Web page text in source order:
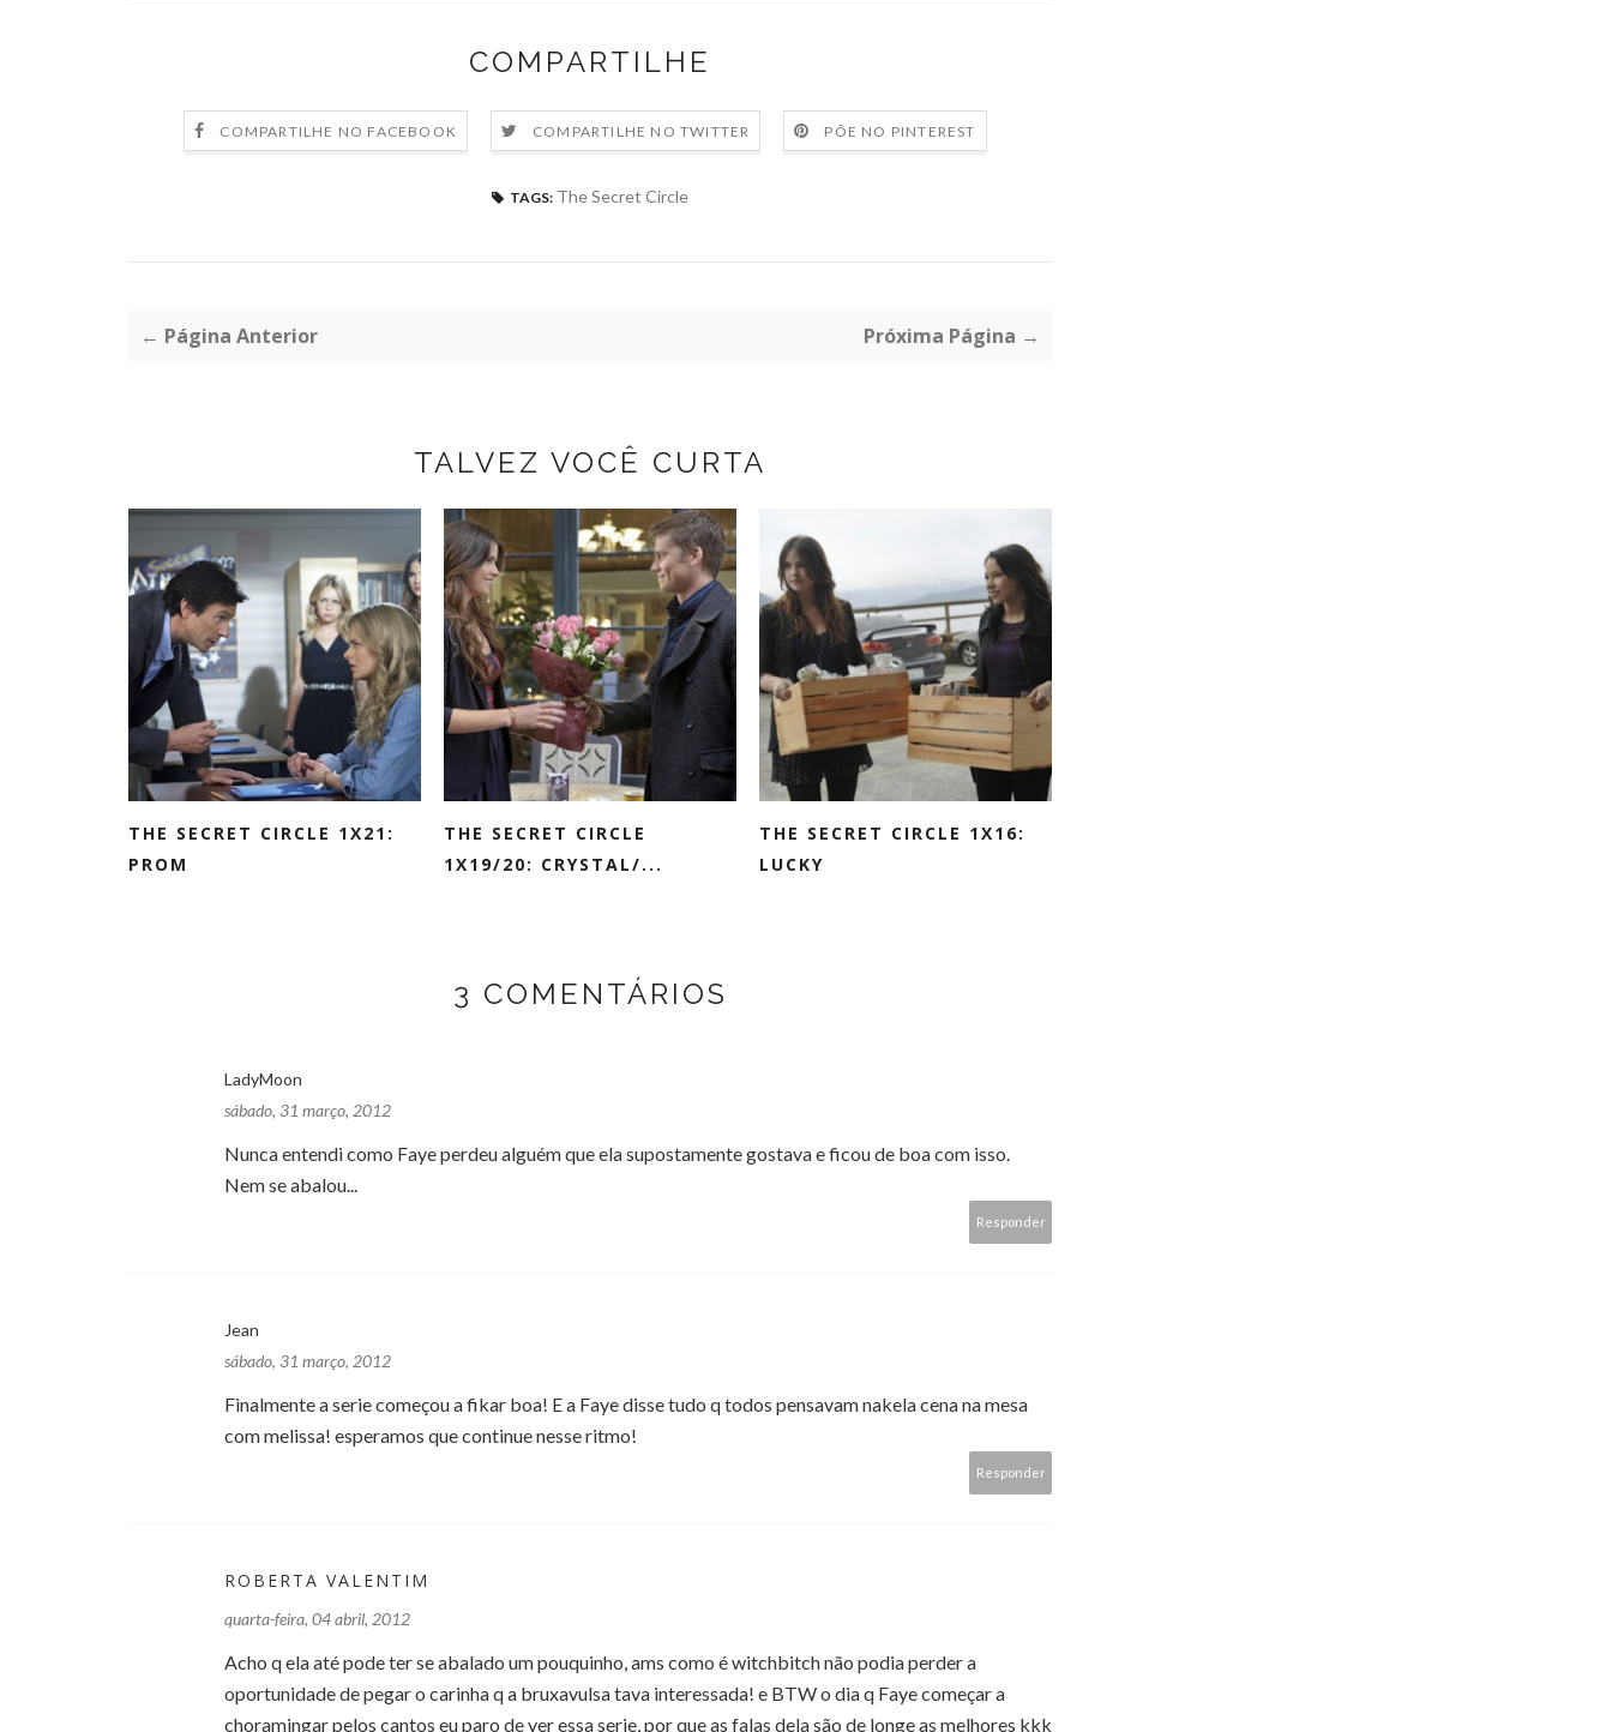
COMPARTILHE
COMPARTILHE NO FACEBOOK COMPARTILHE NO TWITTER PÕE NO PINTEREST
TAGS: The Secret Circle
← Página Anterior Próxima Página →
TALVEZ VOCÊ CURTA
THE SECRET CIRCLE 1X21:
PROM
THE SECRET CIRCLE
1X19/20: CRYSTAL/...
THE SECRET CIRCLE 1X16:
LUCKY
3 COMENTÁRIOS
LadyMoon
sábado, 31 março, 2012
Nunca entendi como Faye perdeu alguém que ela supostamente gostava e ficou de boa com isso.
Nem se abalou...
Responder
Jean
sábado, 31 março, 2012
Finalmente a serie começou a fikar boa! E a Faye disse tudo q todos pensavam nakela cena na mesa
com melissa! esperamos que continue nesse ritmo!
Responder
ROBERTA VALENTIM
quarta-feira, 04 abril, 2012
Acho q ela até pode ter se abalado um pouquinho, ams como é witchbitch não podia perder a
oportunidade de pegar o carinha q a bruxavulsa tava interessada! e BTW o dia q Faye começar a
choramingar pelos cantos eu paro de ver essa serie, por que as falas dela são de longe as melhores kkk